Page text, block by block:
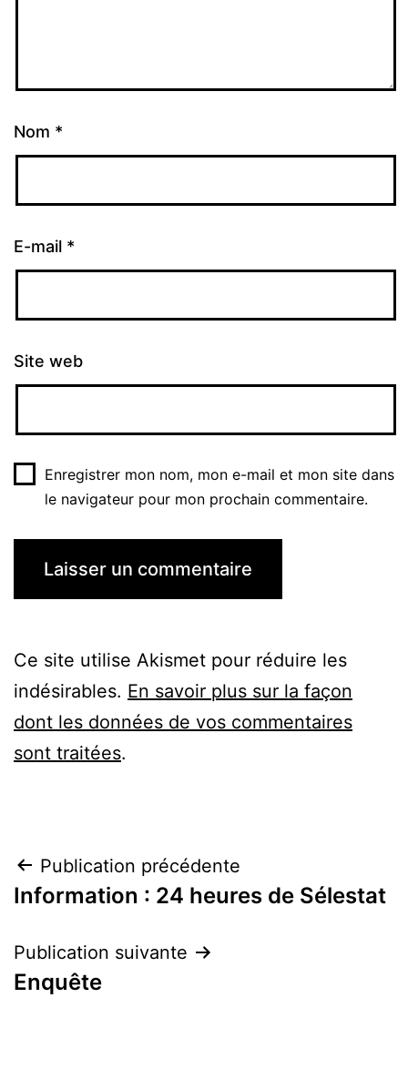
Nom *
E-mail *
Site web
Enregistrer mon nom, mon e-mail et mon site dans
le navigateur pour mon prochain commentaire.
Ce site utilise Akismet pour réduire les
indésirables. En savoir plus sur la façon
dont les données de vos commentaires
sont traitées.
Navigation
de
l’article
Publication précédente
Information : 24 heures de Sélestat
Publication suivante
Enquête